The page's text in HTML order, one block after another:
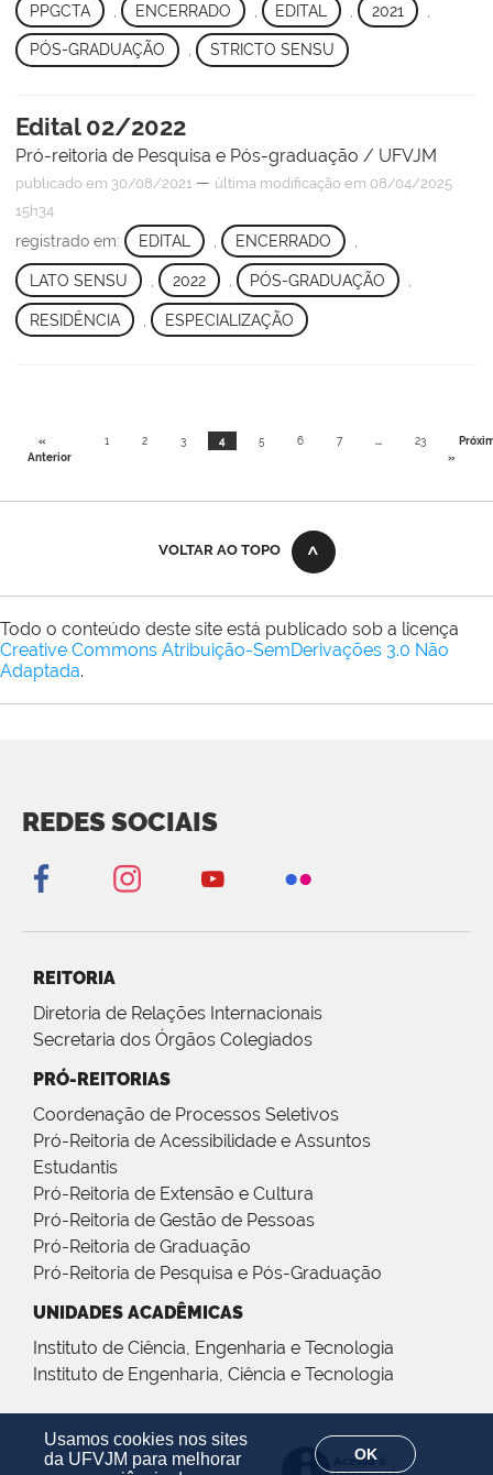
Usamos cookies nos sites
da UFVJM para melhorar
OK
PPGCTA ENCERRADO EDITAL , 2021
PÓS-GRADUAÇÃO , STRICTO SENSU
Edital 02/2022
Pró-reitoria de Pesquisa e Pós-graduação / UFVJM
publicado em 30/08/2021 — última modificação em 08/04/2025
15h34
registrado em: EDITAL ENCERRADO
LATO SENSU 2022 PÓS-GRADUAÇÃO
RESIDÊNCIA ESPECIALIZAÇÃO
«
Anterior
1 2 3 4 5 6 7 ... 23
»
VOLTAR AO TOPO
Todo o conteúdo deste site está publicado sob a licença
Creative Commons Atribuição-SemDerivações 3.0 Não
Adaptada.
REDES SOCIAIS
REITORIA
Diretoria de Relações Internacionais
Secretaria dos Órgãos Colegiados
PRÓ-REITORIAS
Coordenação de Processos Seletivos
Pró-Reitoria de Acessibilidade e Assuntos
Estudantis
Pró-Reitoria de Extensão e Cultura
Pró-Reitoria de Gestão de Pessoas
Pró-Reitoria de Graduação
Pró-Reitoria de Pesquisa e Pós-Graduação
UNIDADES ACADÊMICAS
Instituto de Ciência, Engenharia e Tecnologia
Instituto de Engenharia, Ciência e Tecnologia